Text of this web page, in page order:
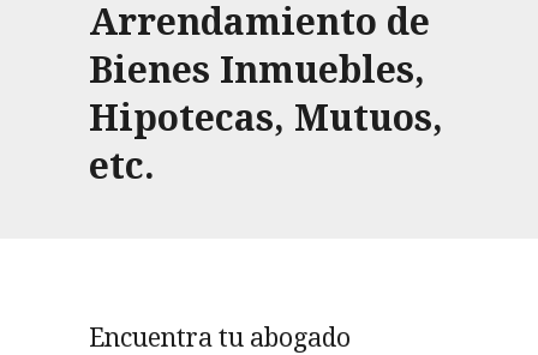
Arrendamiento de
Bienes Inmuebles,
Hipotecas, Mutuos,
etc.
Encuentra tu abogado